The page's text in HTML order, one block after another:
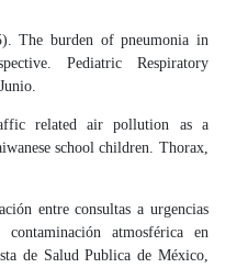
The burden of pneumonia in
Pediatric Respiratory
related air pollution as a
school children. Thorax,
entre consultas a urgencias
atmosférica en
de Salud Publica de México,